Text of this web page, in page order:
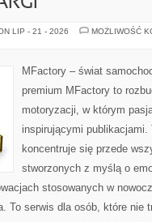
LIP - 21 - 2026
MOŻLIWOŚĆ
MFactory – świat
premium MFactory to
motoryzacji, w którym
inspirującymi publikacjami.
koncentruje się przede
stworzonych z myślą o
stosowanych w
To serwis dla osób, które nie